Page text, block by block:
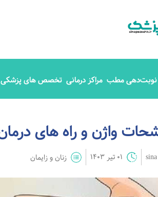
نوبت‌دهی مطب مراکز درمانی تخصص های پزشکی
01 تیر 1403 زنان و زایمان